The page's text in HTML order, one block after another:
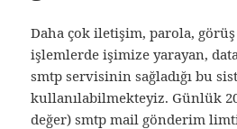
Daha çok iletişim, parola,
işlemlerde işimize yarayan,
smtp servisinin sağladığı bu
kullanılabilmekteyiz. Günlük
değer) smtp mail gönderim